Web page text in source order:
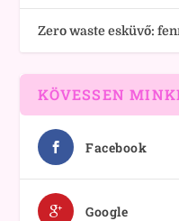
Zero waste esküvő:
KÖVESSEN
Facebook
Google